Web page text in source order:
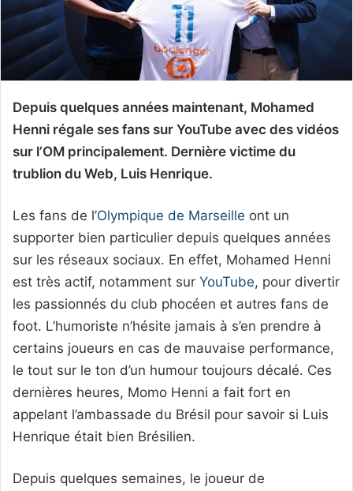
Depuis quelques années maintenant, Mohamed
Henni régale ses fans sur YouTube avec des vidéos
sur l’OM principalement. Dernière victime du
trublion du Web, Luis Henrique.
Les fans de l’Olympique de Marseille ont un
supporter bien particulier depuis quelques années
sur les réseaux sociaux. En effet, Mohamed Henni
est très actif, notamment sur YouTube, pour divertir
les passionnés du club phocéen et autres fans de
foot. L’humoriste n’hésite jamais à s’en prendre à
certains joueurs en cas de mauvaise performance,
le tout sur le ton d’un humour toujours décalé. Ces
dernières heures, Momo Henni a fait fort en
appelant l’ambassade du Brésil pour savoir si Luis
Henrique était bien Brésilien.
Depuis quelques semaines, le joueur de